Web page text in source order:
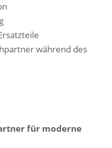
während des
für moderne